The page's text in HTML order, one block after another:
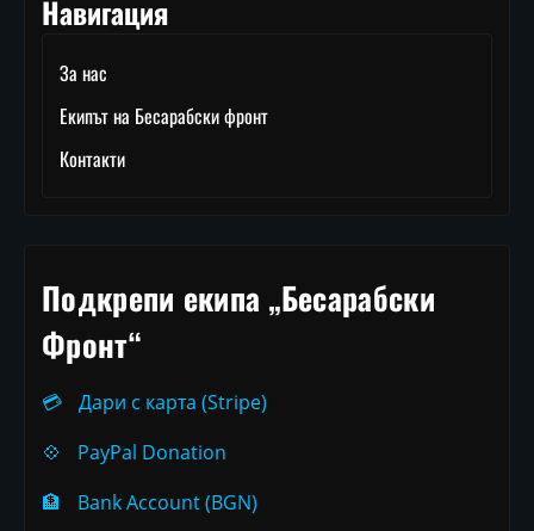
Навигация
За нас
Екипът на Бесарабски фронт
Контакти
Подкрепи екипа „Бесарабски
Фронт“
💳
Дари с карта (Stripe)
💠
PayPal Donation
🏦
Bank Account (BGN)